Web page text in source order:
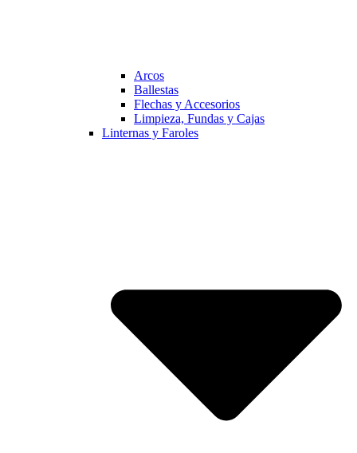
Arcos
Ballestas
Flechas y Accesorios
Limpieza, Fundas y Cajas
Linternas y Faroles